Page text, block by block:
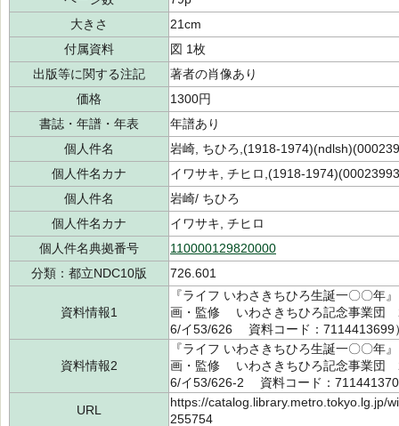
大きさ
21cm
付属資料
図 1枚
出版等に関する注記
著者の肖像あり
価格
1300円
書誌・年譜・年表
年譜あり
個人件名
岩崎, ちひろ,(1918-
個人件名カナ
イワサキ, チヒロ,(1918-
個人件名
岩崎/ ちひろ
個人件名カナ
イワサキ, チヒロ
個人件名典拠番号
110000129820000
分類：都立NDC10版
726.601
資料情報1
『ライフ いわさきちひろ生誕一〇〇
画・監修 いわさきちひろ記念事業団
6/イ53/626 資料コード：7114413699
資料情報2
『ライフ いわさきちひろ生誕一〇〇
画・監修 いわさきちひろ記念事業団
6/イ53/626-2 資料コード：
URL
https://catalog.library.metro.tokyo.lg.jp/
255754